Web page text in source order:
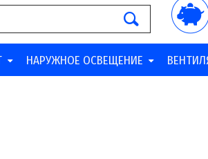
НАРУЖНОЕ ОСВЕЩЕНИЕ